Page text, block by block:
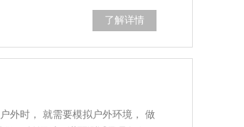
了解详情
外时， 就需要模拟户外环境， 做